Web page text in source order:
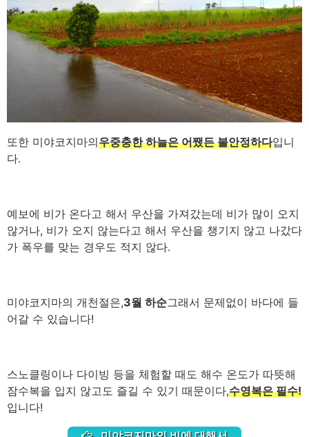
또한 미야코지마의우중충한 하늘은 어쨌든 불안정하다입니
다.
예보에 비가 온다고 해서 우산을 가져갔는데 비가 많이 오지
않거나, 비가 오지 않는다고 해서 우산을 챙기지 않고 나갔다
가 폭우를 맞는 경우도 적지 않다.
미야코지마의 개천절은,3월 하순그래서 문제없이 바다에 들
어갈 수 있습니다!
스노클링이나 다이빙 등을 체험할 때도 해수 온도가 따뜻해
잠수복을 입지 않고도 즐길 수 있기 때문이다,수영복은 필수!
입니다!